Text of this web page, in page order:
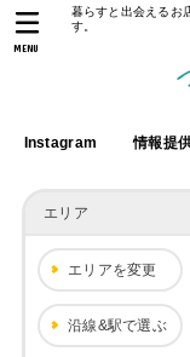
暮らすと出会えるお
す。
Instagram 情報提
MENU
エリア
エリアを変更
沿線&駅で選ぶ